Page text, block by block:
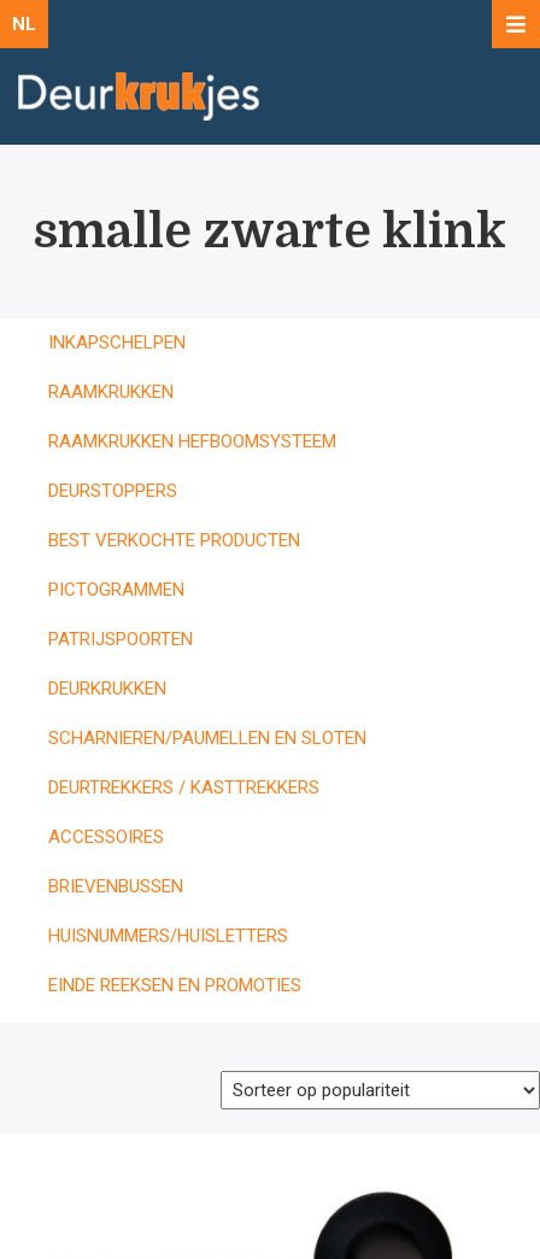
NL
smalle zwarte klink
INKAPSCHELPEN
RAAMKRUKKEN
RAAMKRUKKEN HEFBOOMSYSTEEM
DEURSTOPPERS
BEST VERKOCHTE PRODUCTEN
PICTOGRAMMEN
PATRIJSPOORTEN
DEURKRUKKEN
SCHARNIEREN/PAUMELLEN EN SLOTEN
DEURTREKKERS / KASTTREKKERS
ACCESSOIRES
BRIEVENBUSSEN
HUISNUMMERS/HUISLETTERS
EINDE REEKSEN EN PROMOTIES